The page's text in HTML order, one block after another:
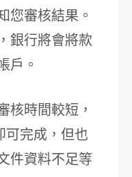
您審核結果。
銀行將會將款
戶。
核時間較短，
可完成，但也
件資料不足等